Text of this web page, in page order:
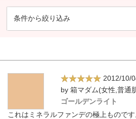
条件から絞り込み
2012/10/
by 箱マダム(女性,普通
ゴールデンライト
これはミネラルファンデの極上もので